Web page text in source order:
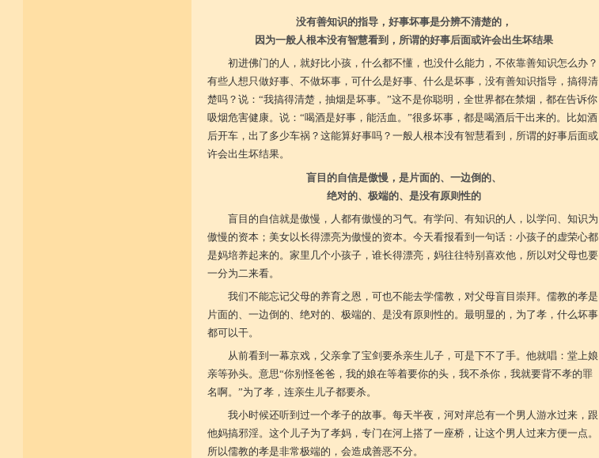
没有善知识的指导，好事坏事是分辨不清楚的，
因为一般人根本没有智慧看到，所谓的好事后面或许会出生坏结果
初进佛门的人，就好比小孩，什么都不懂，也没什么能力，不依靠善知识怎么办？
有些人想只做好事、不做坏事，可什么是好事、什么是坏事，没有善知识指导，搞得清
楚吗？说：“我搞得清楚，抽烟是坏事。”这不是你聪明，全世界都在禁烟，都在告诉你
吸烟危害健康。说：“喝酒是好事，能活血。”很多坏事，都是喝酒后干出来的。比如酒
后开车，出了多少车祸？这能算好事吗？一般人根本没有智慧看到，所谓的好事后面或
许会出生坏结果。
盲目的自信是傲慢，是片面的、一边倒的、
绝对的、极端的、是没有原则性的
盲目的自信就是傲慢，人都有傲慢的习气。有学问、有知识的人，以学问、知识为
傲慢的资本；美女以长得漂亮为傲慢的资本。今天看报看到一句话：小孩子的虚荣心都
是妈培养起来的。家里几个小孩子，谁长得漂亮，妈往往特别喜欢他，所以对父母也要
一分为二来看。
我们不能忘记父母的养育之恩，可也不能去学儒教，对父母盲目崇拜。儒教的孝是
片面的、一边倒的、绝对的、极端的、是没有原则性的。最明显的，为了孝，什么坏事
都可以干。
从前看到一幕京戏，父亲拿了宝剑要杀亲生儿子，可是下不了手。他就唱：堂上娘
亲等孙头。意思“你别怪爸爸，我的娘在等着要你的头，我不杀你，我就要背不孝的罪
名啊。”为了孝，连亲生儿子都要杀。
我小时候还听到过一个孝子的故事。每天半夜，河对岸总有一个男人游水过来，跟
他妈搞邪淫。这个儿子为了孝妈，专门在河上搭了一座桥，让这个男人过来方便一点。
所以儒教的孝是非常极端的，会造成善恶不分。